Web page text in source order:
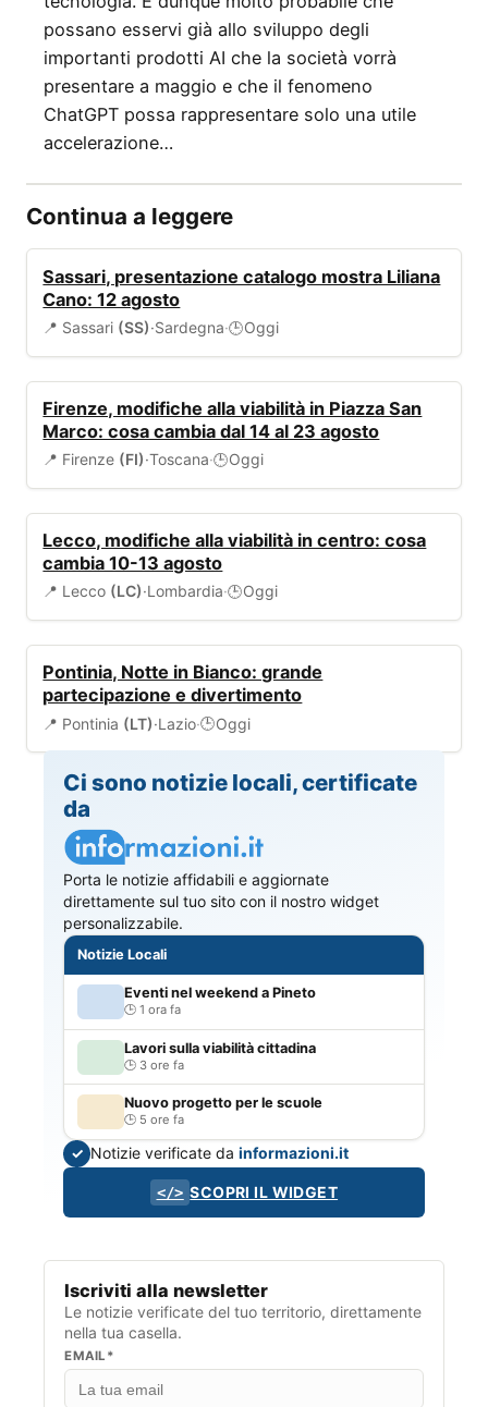
possano esservi già allo sviluppo degli
importanti prodotti AI che la società vorrà
presentare a maggio e che il fenomeno
ChatGPT possa rappresentare solo una utile
accelerazione…
Continua a leggere
Sassari, presentazione catalogo mostra Liliana
Cano: 12 agosto
📍 Sassari (SS)·Sardegna·🕒Oggi
Firenze, modifiche alla viabilità in Piazza San
Marco: cosa cambia dal 14 al 23 agosto
📍 Firenze (FI)·Toscana·🕒Oggi
Lecco, modifiche alla viabilità in centro: cosa
cambia 10-13 agosto
📍 Lecco (LC)·Lombardia·🕒Oggi
Pontinia, Notte in Bianco: grande
partecipazione e divertimento
📍 Pontinia (LT)·Lazio·🕒Oggi
Ci sono notizie locali, certificate
da
Porta le notizie affidabili e aggiornate
direttamente sul tuo sito con il nostro widget
personalizzabile.
Notizie Locali
Eventi nel weekend a Pineto
1 ora fa
Lavori sulla viabilità cittadina
3 ore fa
Nuovo progetto per le scuole
5 ore fa
✓ Notizie verificate dainformazioni.it
</> SCOPRI IL WIDGET
Iscriviti alla newsletter
Le notizie verificate del tuo territorio, direttamente
nella tua casella.
EMAIL*